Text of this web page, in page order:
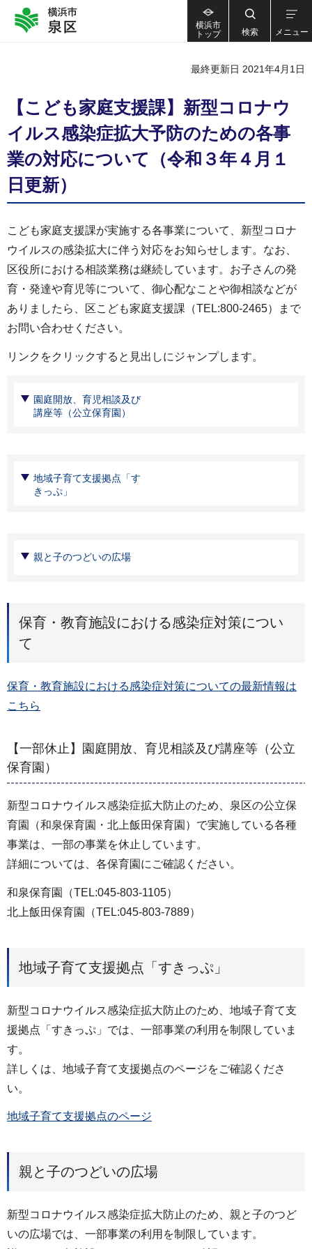
横浜市
トップ
検索 メニュー
最終更新日 2021年4月1日
【こども家庭支援課】新型コロナウ
イルス感染症拡大予防のための各事
業の対応について（令和３年４月１
日更新）
こども家庭支援課が実施する各事業について、新型コロナ
ウイルスの感染拡大に伴う対応をお知らせします。なお、
区役所における相談業務は継続しています。お子さんの発
育・発達や育児等について、御心配なことや御相談などが
ありましたら、区こども家庭支援課（TEL:800-2465）まで
お問い合わせください。
リンクをクリックすると見出しにジャンプします。
園庭開放、育児相談及び
講座等（公立保育園）
地域子育て支援拠点「す
きっぷ」
親と子のつどいの広場
保育・教育施設における感染症対策につい
て
保育・教育施設における感染症対策についての最新情報は
こちら
【一部休止】園庭開放、育児相談及び講座等（公立
保育園）
新型コロナウイルス感染症拡大防止のため、泉区の公立保
育園（和泉保育園・北上飯田保育園）で実施している各種
事業は、一部の事業を休止しています。
詳細については、各保育園にご確認ください。
和泉保育園（TEL:045-803-1105）
北上飯田保育園（TEL:045-803-7889）
地域子育て支援拠点「すきっぷ」
新型コロナウイルス感染症拡大防止のため、地域子育て支
援拠点「すきっぷ」では、一部事業の利用を制限していま
す。
詳しくは、地域子育て支援拠点のページをご確認くださ
い。
地域子育て支援拠点のページ
親と子のつどいの広場
新型コロナウイルス感染症拡大防止のため、親と子のつど
いの広場では、一部事業の利用を制限しています。